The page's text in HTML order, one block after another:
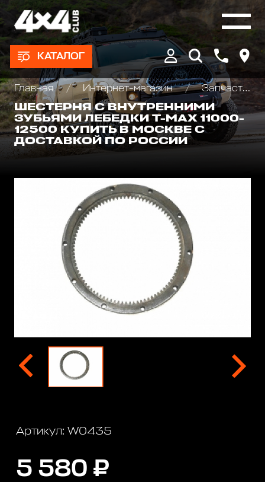
КАТАЛОГ
Главная Интернет-магазин
Запчасти и Аксессуары для лебедок
ШЕСТЕРНЯ С ВНУТРЕННИМИ
ЗУБЬЯМИ ЛЕБЕДКИ T-MAX 11000-
12500 КУПИТЬ В МОСКВЕ С
ДОСТАВКОЙ ПО РОССИИ
Артикул: W0435
5 580 ₽